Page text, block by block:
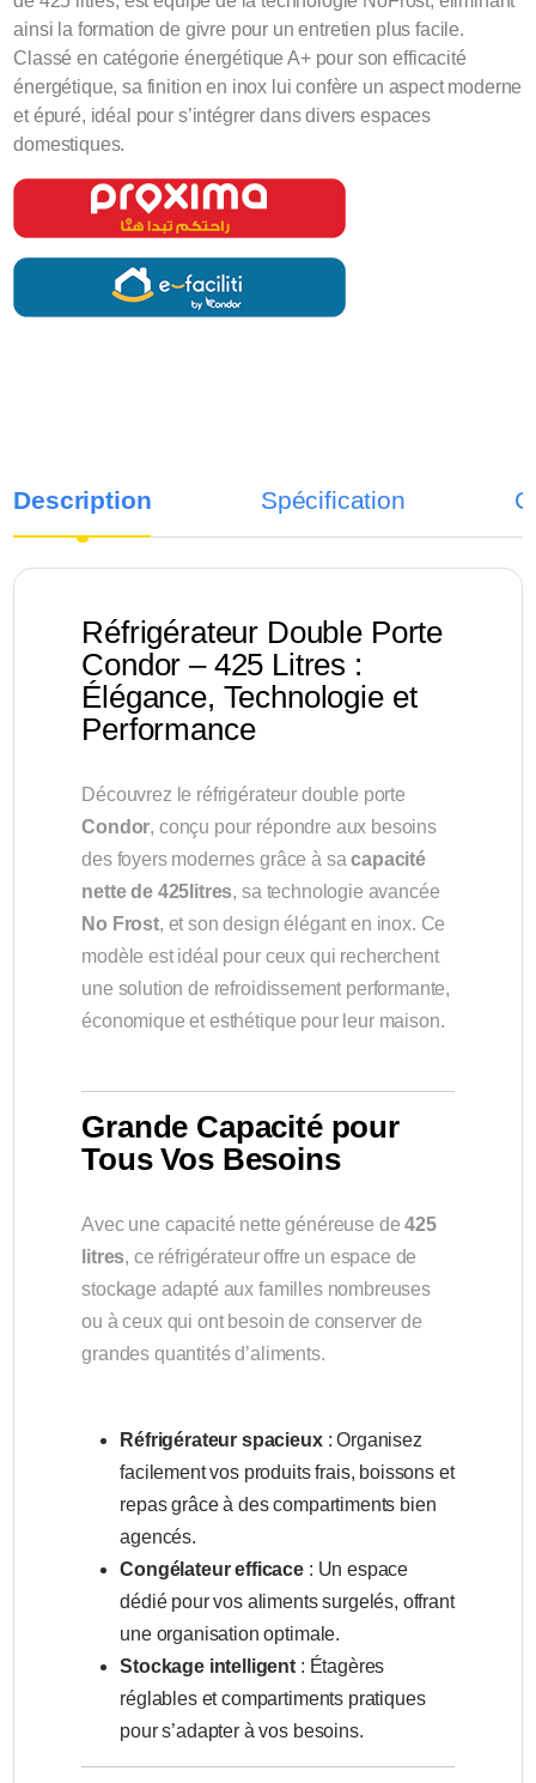
ainsi la formation de givre pour un entretien plus facile.
Classé en catégorie énergétique A+ pour son efficacité
énergétique, sa finition en inox lui confère un aspect moderne
et épuré, idéal pour s’intégrer dans divers espaces
domestiques.
Description Spécification
Réfrigérateur Double Porte
Condor – 425 Litres :
Élégance, Technologie et
Performance
Découvrez le réfrigérateur double porte
Condor, conçu pour répondre aux besoins
des foyers modernes grâce à sacapacité
nette de 425litres, sa technologie avancée
No Frost, et son design élégant en inox. Ce
modèle est idéal pour ceux qui recherchent
une solution de refroidissement performante,
économique et esthétique pour leur maison.
Grande Capacité pour
Tous Vos Besoins
Avec une capacité nette généreuse de425
litres, ce réfrigérateur offre un espace de
stockage adapté aux familles nombreuses
ou à ceux qui ont besoin de conserver de
grandes quantités d’aliments.
Réfrigérateur spacieux: Organisez
facilement vos produits frais, boissons et
repas grâce à des compartiments bien
agencés.
Congélateur efficace : Un espace
dédié pour vos aliments surgelés, offrant
une organisation optimale.
Stockage intelligent : Étagères
réglables et compartiments pratiques
pour s’adapter à vos besoins.